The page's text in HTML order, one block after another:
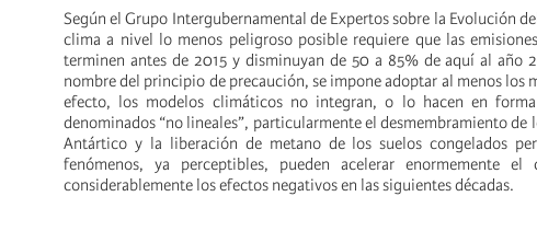
Según el Grupo Intergubernamental de Expertos sobre la Evolución
clima a nivel lo menos peligroso posible requiere que las
terminen antes de 2015 y disminuyan de 50 a 85% de aquí al año
nombre del principio de precaución, se impone adoptar al menos los
efecto, los modelos climáticos no integran, o lo hacen en
denominados “no lineales”, particularmente el desmembramiento de
Antártico y la liberación de metano de los suelos congelados
fenómenos, ya perceptibles, pueden acelerar enormemente
considerablemente los efectos negativos en las siguientes décadas.